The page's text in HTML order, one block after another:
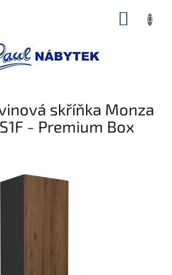
skříňka Monza
- Premium Box